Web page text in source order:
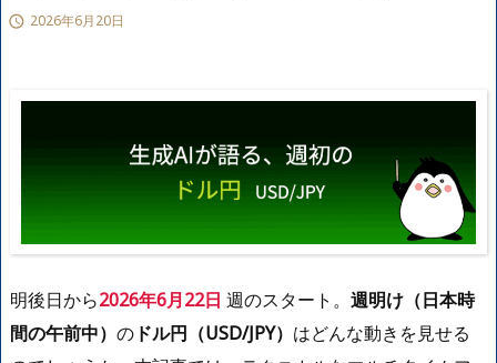
 2026年6月20日
明後日から2026年6月22日 週のスタート。 週明け（日本時
間の午前中） の ドル円（USD/JPY） はどんな動きを見せる